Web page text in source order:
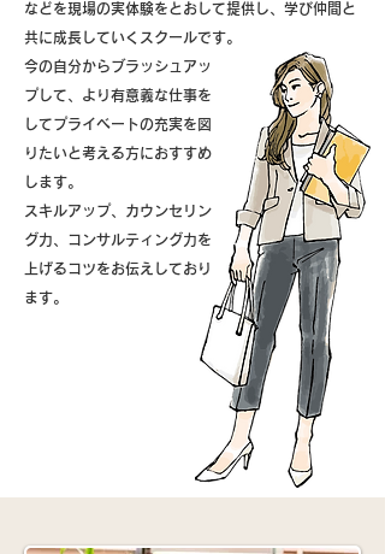
などを現場の実体験をとおして提供し、学び仲間と
共に成長していくスクールです。
今の自分からブラッシュアッ
プして、より有意義な仕事を
してプライベートの充実を図
りたいと考える方におすすめ
します。
スキルアップ、カウンセリン
グ力、コンサルティング力を
上げるコツをお伝えしており
ます。